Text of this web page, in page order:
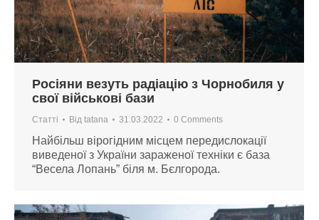
Росіяни везуть радіацію з Чорнобиля у
свої військові бази
Статті Від tatana 31.03.2022 0 Comments
Найбільш вірогідним місцем передислокації
виведеної з України зараженої техніки є база
“Весела Лопань” біля м. Бєлгорода.